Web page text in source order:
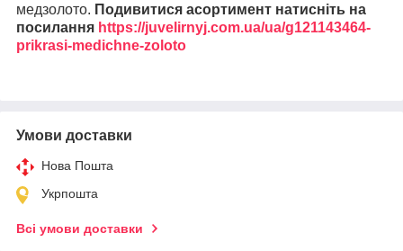
медзолото. Подивитися асортимент натисніть на
посилання https://juvelirnyj.com.ua/ua/g121143464-
prikrasi-medichne-zoloto
Умови доставки
Нова Пошта
Укрпошта
Всі умови доставки